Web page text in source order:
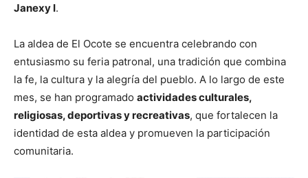
Janexy I.
La aldea de El Ocote se encuentra celebrando con
entusiasmo su feria patronal, una tradición que combina
la fe, la cultura y la alegría del pueblo. A lo largo de este
mes, se han programado actividades culturales,
religiosas, deportivas y recreativas, que fortalecen la
identidad de esta aldea y promueven la participación
comunitaria.